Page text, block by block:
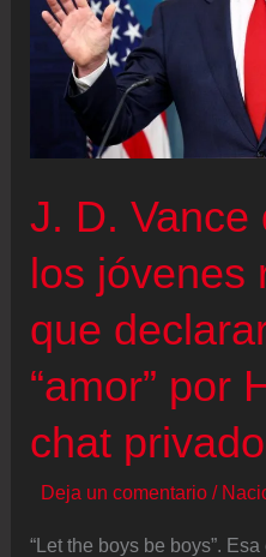
J. D. Vance
los jóvenes
que
“amor” por
chat privado
Deja un comentario /
“Let the boys be boys”.